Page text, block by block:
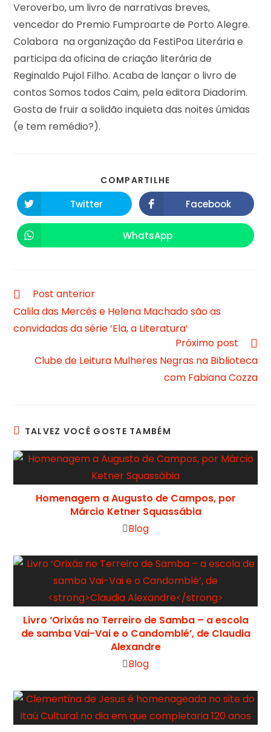
Veroverbo, um livro de narrativas breves,
vencedor do Premio Fumproarte de Porto Alegre.
Colabora na organização da FestiPoa Literária e
participa da oficina de criação literária de
Reginaldo Pujol Filho. Acaba de lançar o livro de
contos Somos todos Caim, pela editora Diadorim.
Gosta de fruir a solidão inquieta das noites úmidas
(e tem remédio?).
COMPARTILHE
Twitter Facebook
WhatsApp
Post anterior
Calila das Mercês e Helena Machado são as
convidadas da série ‘Ela, a Literatura’
Próximo post
Clube de Leitura Mulheres Negras na Biblioteca
com Fabiana Cozza
TALVEZ VOCÊ GOSTE TAMBÉM
Homenagem a Augusto de Campos, por
Márcio Ketner Squassábia
Blog
Livro ‘Orixás no Terreiro de Samba – a escola
de samba Vai-Vai e o Candomblé’, de Claudia
Alexandre
Blog